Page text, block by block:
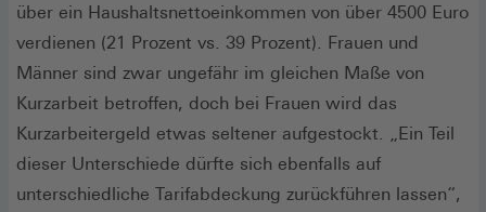
über ein Haushaltsnettoeinkommen von über 4500 Euro
verdienen (21 Prozent vs. 39 Prozent). Frauen und
Männer sind zwar ungefähr im gleichen Maße von
Kurzarbeit betroffen, doch bei Frauen wird das
Kurzarbeitergeld etwas seltener aufgestockt. „Ein Teil
dieser Unterschiede dürfte sich ebenfalls auf
unterschiedliche Tarifabdeckung zurückführen lassen“,